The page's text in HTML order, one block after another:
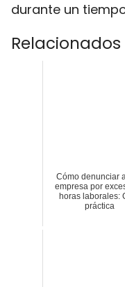
durante un
Relacionados
Cómo denunciar
empresa por
horas laborales:
práctica